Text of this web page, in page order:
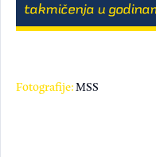
takmičenja u
Fotografije:MSS